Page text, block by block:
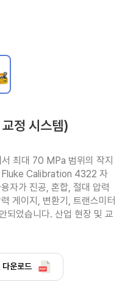
정 시스템)
최대 70 MPa 범위의 작지
Fluke Calibration 4322 자
자가 진공, 혼합, 절대 압력
게이지, 변환기, 트랜스미터
되었습니다. 산업 현장 및 교
다운로드